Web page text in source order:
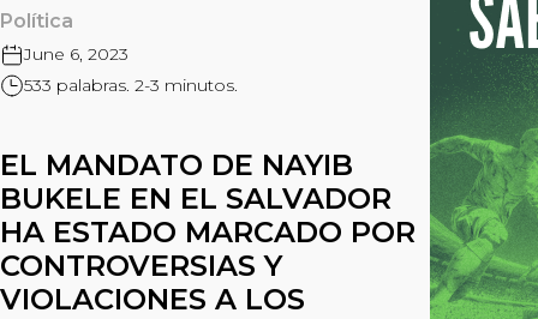
Política
June 6, 2023
533 palabras. 2-3 minutos.
EL MANDATO DE NAYIB
BUKELE EN EL SALVADOR
HA ESTADO MARCADO POR
CONTROVERSIAS Y
VIOLACIONES A LOS